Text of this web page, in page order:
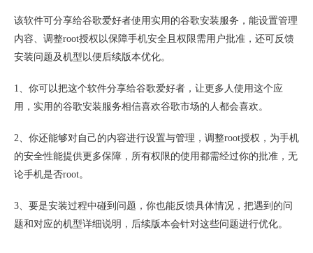
该软件可分享给谷歌爱好者使用实用的谷歌安装服务，能设置管理
内容、调整root授权以保障手机安全且权限需用户批准，还可反馈
安装问题及机型以便后续版本优化。
1、你可以把这个软件分享给谷歌爱好者，让更多人使用这个应
用，实用的谷歌安装服务相信喜欢谷歌市场的人都会喜欢。
2、你还能够对自己的内容进行设置与管理，调整root授权，为手机
的安全性能提供更多保障，所有权限的使用都需经过你的批准，无
论手机是否root。
3、要是安装过程中碰到问题，你也能反馈具体情况，把遇到的问
题和对应的机型详细说明，后续版本会针对这些问题进行优化。